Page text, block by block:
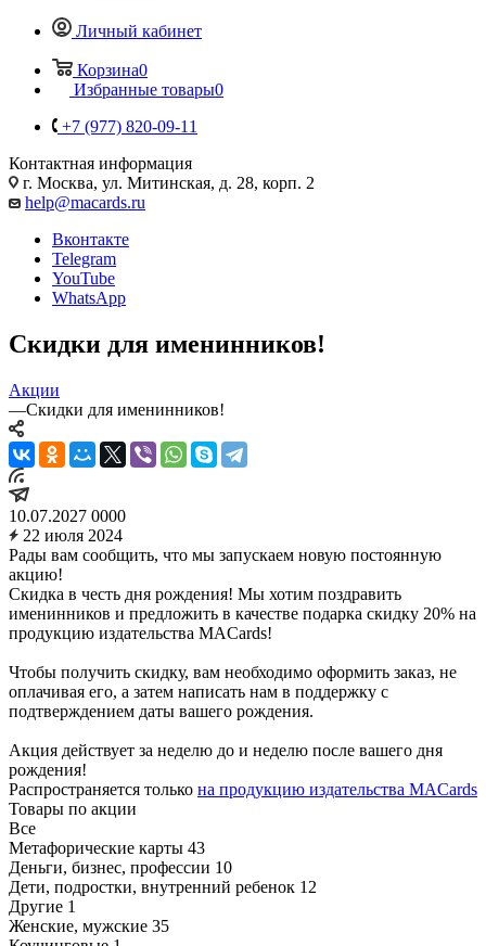
Личный кабинет
Корзина0
Избранные товары0
+7 (977) 820-09-11
Контактная информация
г. Москва, ул. Митинская, д. 28, корп. 2
help@macards.ru
Вконтакте
Telegram
YouTube
WhatsApp
Скидки для именинников!
Акции
—Скидки для именинников!
10.07.2027 0000
22 июля 2024
Рады вам сообщить, что мы запускаем новую постоянную
акцию!
Скидка в честь дня рождения! Мы хотим поздравить
именинников и предложить в качестве подарка скидку 20% на
продукцию издательства MACards!
Чтобы получить скидку, вам необходимо оформить заказ, не
оплачивая его, а затем написать нам в поддержку с
подтверждением даты вашего рождения.
Акция действует за неделю до и неделю после вашего дня
рождения!
Распространяется только на продукцию издательства MACards
Товары по акции
Все
Mетафорические карты 43
Деньги, бизнес, профессии 10
Дети, подростки, внутренний ребенок 12
Другие 1
Женские, мужские 35